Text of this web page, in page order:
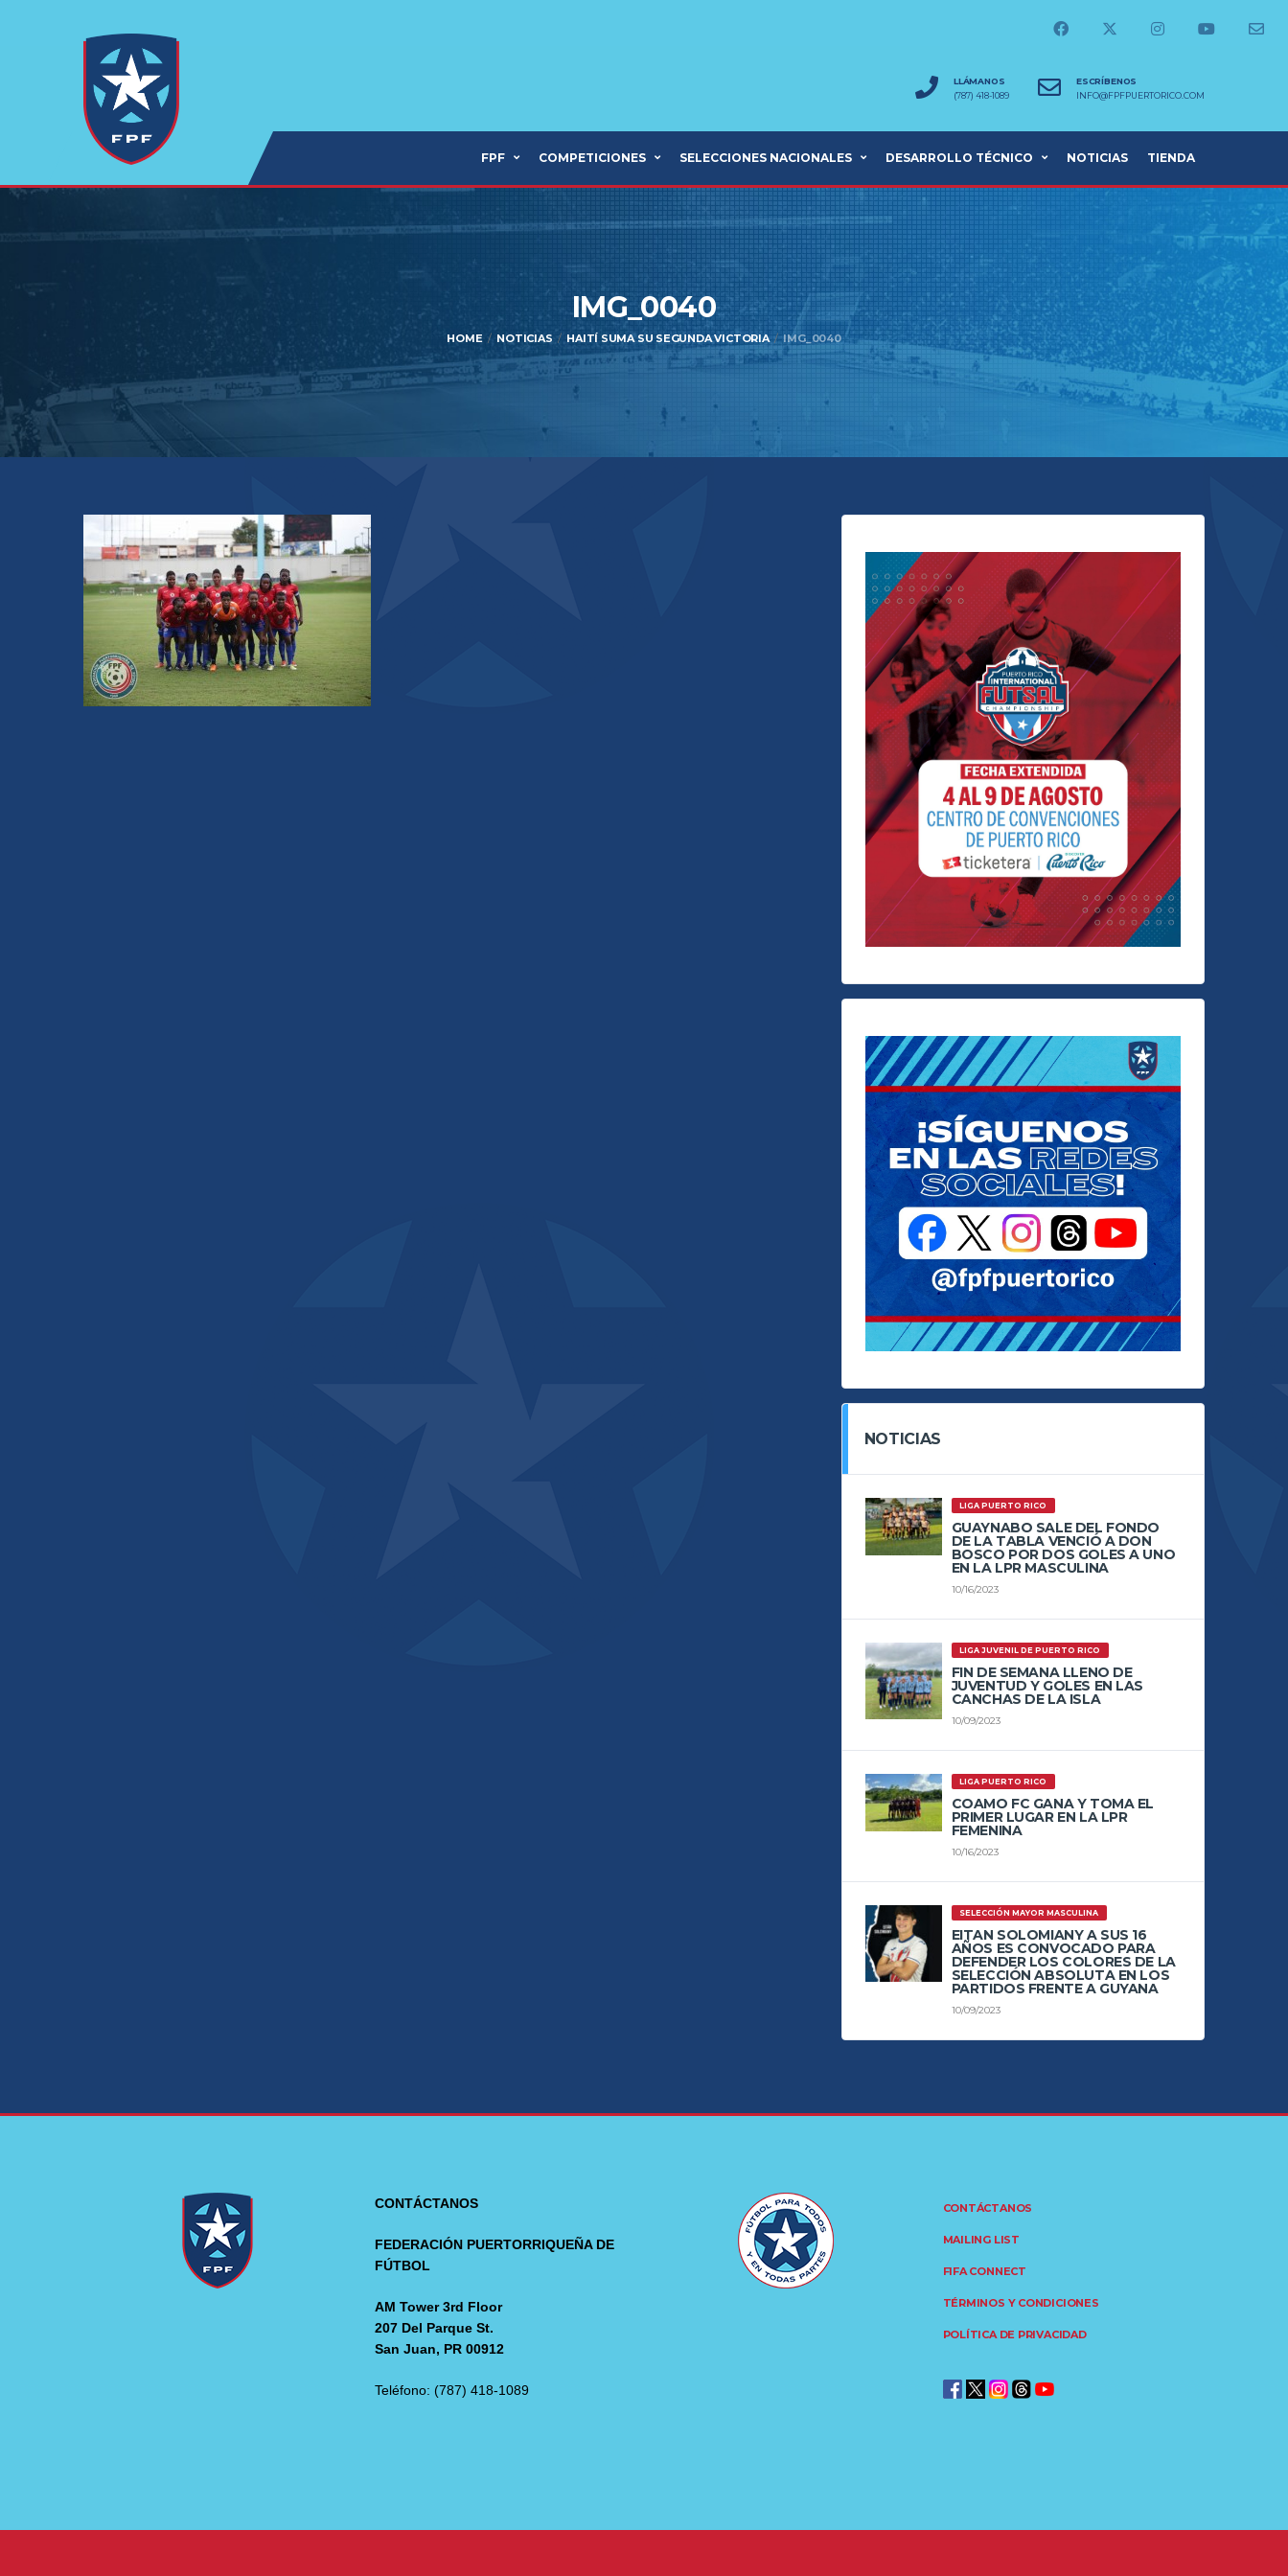
LLÁMANOS
(787) 418-1089
ESCRÍBENOS
INFO@FPFPUERTORICO.COM
FPF COMPETICIONES SELECCIONES NACIONALES DESARROLLO TÉCNICO NOTICIAS TIENDA
IMG_0040
HOME NOTICIAS HAITÍ SUMA SU SEGUNDA VICTORIA IMG_0040
NOTICIAS
LIGA PUERTO RICO
GUAYNABO SALE DEL FONDO
DE LA TABLA VENCIÓ A DON
BOSCO POR DOS GOLES A UNO
EN LA LPR MASCULINA
10/16/2023
LIGA JUVENIL DE PUERTO RICO
FIN DE SEMANA LLENO DE
JUVENTUD Y GOLES EN LAS
CANCHAS DE LA ISLA
10/09/2023
LIGA PUERTO RICO
COAMO FC GANA Y TOMA EL
PRIMER LUGAR EN LA LPR
FEMENINA
10/16/2023
SELECCIÓN MAYOR MASCULINA
EITAN SOLOMIANY A SUS 16
AÑOS ES CONVOCADO PARA
DEFENDER LOS COLORES DE LA
SELECCIÓN ABSOLUTA EN LOS
PARTIDOS FRENTE A GUYANA
10/09/2023
CONTÁCTANOS
FEDERACIÓN PUERTORRIQUEÑA DE
FÚTBOL
AM Tower 3rd Floor
207 Del Parque St.
San Juan, PR 00912
Teléfono: (787) 418-1089
CONTÁCTANOS
MAILING LIST
FIFA CONNECT
TÉRMINOS Y CONDICIONES
POLÍTICA DE PRIVACIDAD